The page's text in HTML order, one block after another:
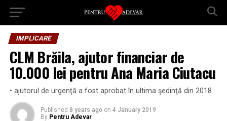
IMPLICARE
CLM Brăila, ajutor financiar de
10.000 lei pentru Ana Maria Ciutacu
• ajutorul de urgenţă a fost aprobat în ultima şedinţă din 2018
Published 8 years ago on 4 January 2019
By Pentru Adevar